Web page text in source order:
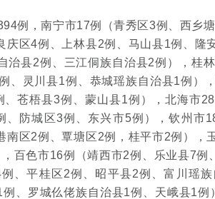
例，南宁市17例（青秀区3例、西乡
庆区4例、上林县2例、马山县1例、隆
治县2例、三江侗族自治县2例），桂
、灵川县1例、恭城瑶族自治县1例）
苍梧县3例、蒙山县1例），北海市
、防城区3例、东兴市5例），钦州市
南区2例、覃塘区2例，桂平市2例），
百色市16例（靖西市2例、乐业县7
、平桂区2例、昭平县2例、富川瑶
例、罗城仫佬族自治县1例、天峨县1